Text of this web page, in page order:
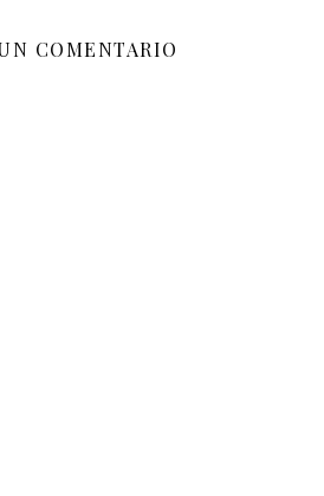
COMENTARIO